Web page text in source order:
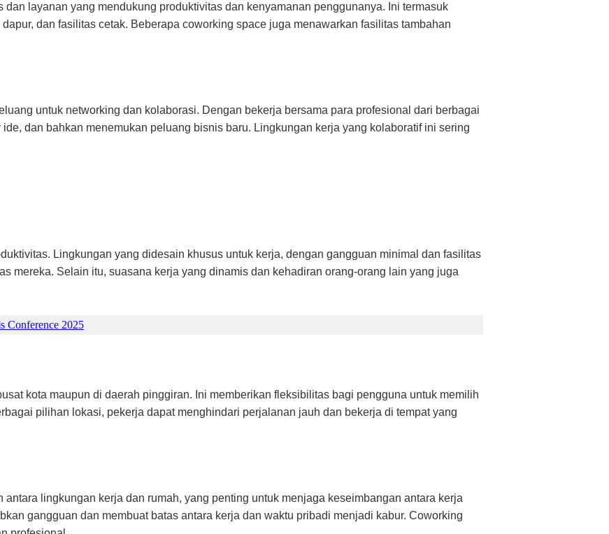
layanan yang mendukung produktivitas dan kenyamanan penggunanya. Ini termasuk
dan fasilitas cetak. Beberapa coworking space juga menawarkan fasilitas tambahan
untuk networking dan kolaborasi. Dengan bekerja bersama para profesional dari berbagai
dan bahkan menemukan peluang bisnis baru. Lingkungan kerja yang kolaboratif ini sering
Lingkungan yang didesain khusus untuk kerja, dengan gangguan minimal dan fasilitas
mereka. Selain itu, suasana kerja yang dinamis dan kehadiran orang-orang lain yang juga
Conference 2025
kota maupun di daerah pinggiran. Ini memberikan fleksibilitas bagi pengguna untuk memilih
pilihan lokasi, pekerja dapat menghindari perjalanan jauh dan bekerja di tempat yang
lingkungan kerja dan rumah, yang penting untuk menjaga keseimbangan antara kerja
gangguan dan membuat batas antara kerja dan waktu pribadi menjadi kabur. Coworking